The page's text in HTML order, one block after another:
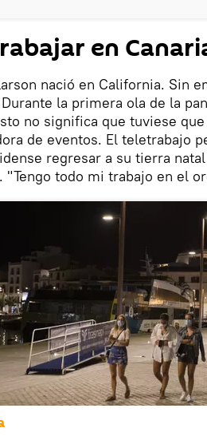
en
nació en California. Sin
la primera ola de la
no significa que tuviese
de eventos. El teletrabajo
regresar a su tierra
"Tengo todo mi trabajo en el